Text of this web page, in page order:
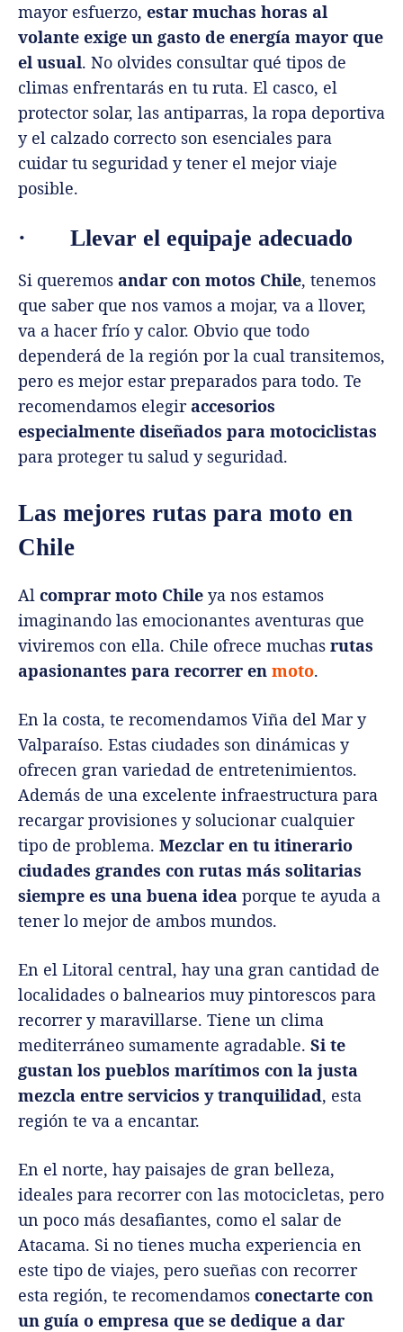
mayor esfuerzo, estar muchas horas al
volante exige un gasto de energía mayor que
el usual. No olvides consultar qué tipos de
climas enfrentarás en tu ruta. El casco, el
protector solar, las antiparras, la ropa deportiva
y el calzado correcto son esenciales para
cuidar tu seguridad y tener el mejor viaje
posible.
· Llevar el equipaje adecuado
Si queremos andar con motos Chile, tenemos
que saber que nos vamos a mojar, va a llover,
va a hacer frío y calor. Obvio que todo
dependerá de la región por la cual transitemos,
pero es mejor estar preparados para todo. Te
recomendamos elegiraccesorios
especialmente diseñados para motociclistas
para proteger tu salud y seguridad.
Las mejores rutas para moto en
Chile
Al comprar moto Chile ya nos estamos
imaginando las emocionantes aventuras que
viviremos con ella. Chile ofrece muchas rutas
apasionantes para recorrer en moto.
En la costa, te recomendamos Viña del Mar y
Valparaíso. Estas ciudades son dinámicas y
ofrecen gran variedad de entretenimientos.
Además de una excelente infraestructura para
recargar provisiones y solucionar cualquier
tipo de problema. Mezclar en tu itinerario
ciudades grandes con rutas más solitarias
siempre es una buena idea porque te ayuda a
tener lo mejor de ambos mundos.
En el Litoral central, hay una gran cantidad de
localidades o balnearios muy pintorescos para
recorrer y maravillarse. Tiene un clima
mediterráneo sumamente agradable. Si te
gustan los pueblos marítimos con la justa
mezcla entre servicios y tranquilidad, esta
región te va a encantar.
En el norte, hay paisajes de gran belleza,
ideales para recorrer con las motocicletas, pero
un poco más desafiantes, como el salar de
Atacama. Si no tienes mucha experiencia en
este tipo de viajes, pero sueñas con recorrer
esta región, te recomendamos conectarte con
un guía o empresa que se dedique a dar